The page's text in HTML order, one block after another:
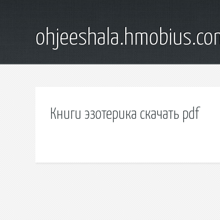
Книги эзотерика скачать pdf